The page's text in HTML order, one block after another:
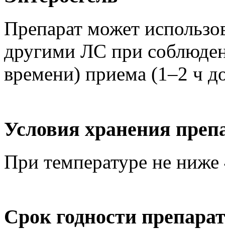
Препарат может
другими ЛС при
времени) приема (1–2 ч
Условия хранения
При температуре не ниже
Срок годности